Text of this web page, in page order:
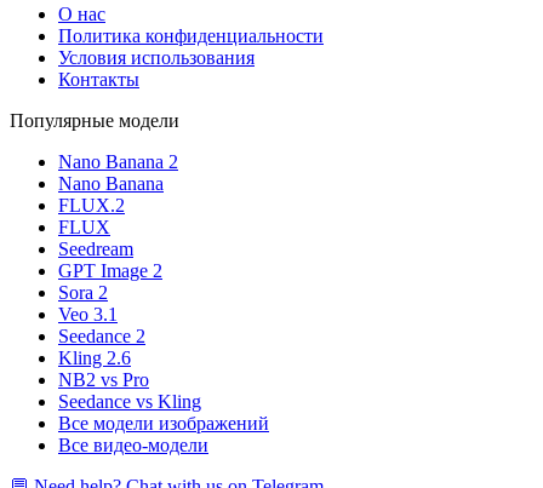
О нас
Политика конфиденциальности
Условия использования
Контакты
Популярные модели
Nano Banana 2
Nano Banana
FLUX.2
FLUX
Seedream
GPT Image 2
Sora 2
Veo 3.1
Seedance 2
Kling 2.6
NB2 vs Pro
Seedance vs Kling
Все модели изображений
Все видео-модели